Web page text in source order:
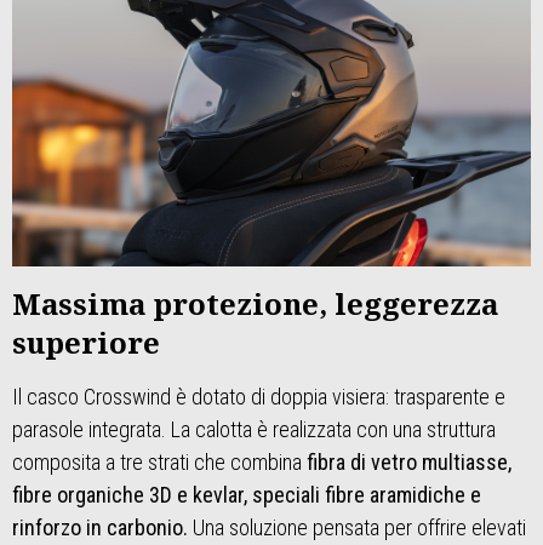
Massima protezione, leggerezza
superiore
Il casco Crosswind è dotato di doppia visiera: trasparente e
parasole integrata. La calotta è realizzata con una struttura
composita a tre strati che combina fibra di vetro multiasse,
fibre organiche 3D e kevlar, speciali fibre aramidiche e
rinforzo in carbonio. Una soluzione pensata per offrire elevati